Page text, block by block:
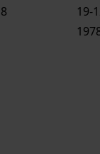
8
19-